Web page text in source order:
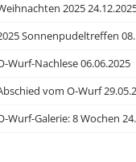
2025
Sonnenpudeltreffen
Wurf-Nachlese06.06.2025
vom O-Wurf
Wurf-Galerie: 8 Wochen